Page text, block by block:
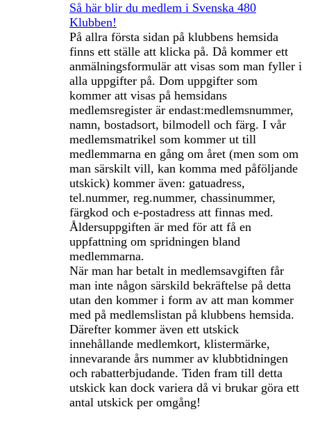
Så här blir du medlem i Svenska 480
Klubben!
På allra första sidan på klubbens hemsida
finns ett ställe att klicka på. Då kommer ett
anmälningsformulär att visas som man fyller i
alla uppgifter på. Dom uppgifter som
kommer att visas på hemsidans
medlemsregister är endast:medlemsnummer,
namn, bostadsort, bilmodell och färg. I vår
medlemsmatrikel som kommer ut till
medlemmarna en gång om året (men som om
man särskilt vill, kan komma med påföljande
utskick) kommer även: gatuadress,
tel.nummer, reg.nummer, chassinummer,
färgkod och e-postadress att finnas med.
Åldersuppgiften är med för att få en
uppfattning om spridningen bland
medlemmarna.
När man har betalt in medlemsavgiften får
man inte någon särskild bekräftelse på detta
utan den kommer i form av att man kommer
med på medlemslistan på klubbens hemsida.
Därefter kommer även ett utskick
innehållande medlemkort, klistermärke,
innevarande års nummer av klubbtidningen
och rabatterbjudande. Tiden fram till detta
utskick kan dock variera då vi brukar göra ett
antal utskick per omgång!